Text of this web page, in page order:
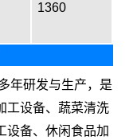
1360
年研发与生产，是
工设备、蔬菜清洗
设备、休闲食品加